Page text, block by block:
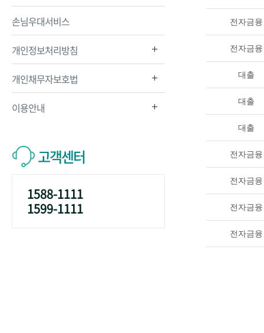
손님우대서비스
개인정보처리방침
개인채무자보호법
이용안내
고객센터
1588-1111
1599-1111
전자금융
전자금융
대출
대출
대출
전자금융
전자금융
전자금융
전자금융